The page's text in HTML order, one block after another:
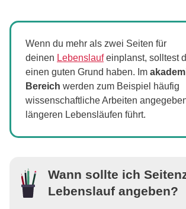
Wenn du mehr als zwei Seiten für
deinen Lebenslaufeinplanst, solltest
einen guten Grund haben. Im
Bereich werden zum Beispiel häufig
wissenschaftliche Arbeiten
längeren Lebensläufen führt.
Wann sollte ich
Lebenslauf angeben?